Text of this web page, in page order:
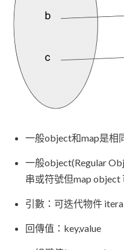
一般object和map是相
一般object(Regular
串或符號但map
引數：可迭代物件
回傳值：key,value